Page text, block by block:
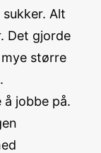
Alt
Det gjorde
større
å jobbe på.